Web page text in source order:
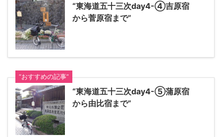
“東海道五十三次day4-④吉原宿
から菅原宿まで”
“おすすめの記事”
“東海道五十三次day4-⑤蒲原宿
から由比宿まで”